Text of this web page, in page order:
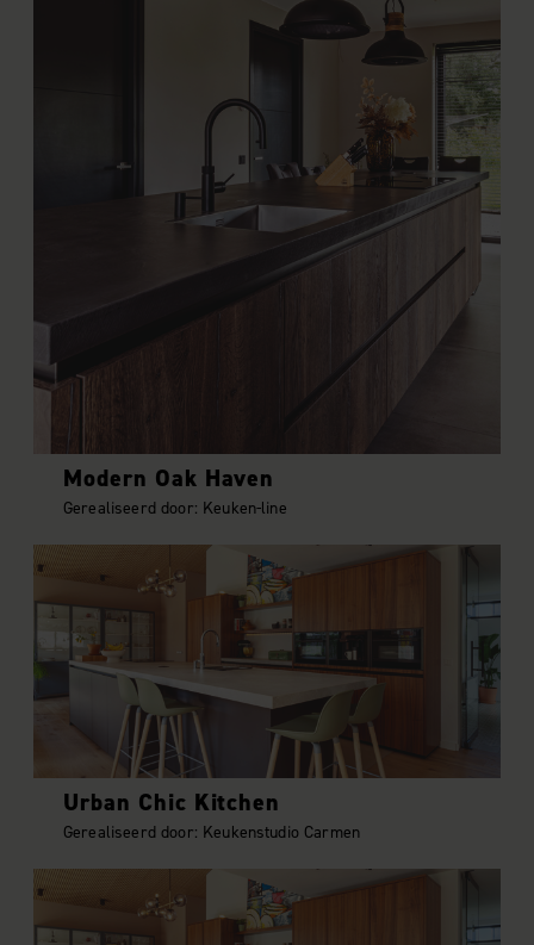
Modern Oak Haven
Gerealiseerd door: Keuken-line
Urban Chic Kitchen
Gerealiseerd door: Keukenstudio Carmen